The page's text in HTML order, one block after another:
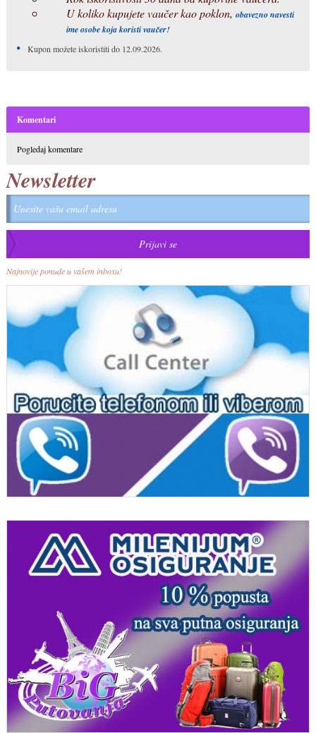
U koliko kupujete vaučer kao poklon, obavezno navesti
ime osobe koja koristi vaučer!
Kupon možete iskoristiti do 12.09.2026.
Komentari
Pogledaj komentare
Newsletter
Najnovije ponude u vašem inboxu!